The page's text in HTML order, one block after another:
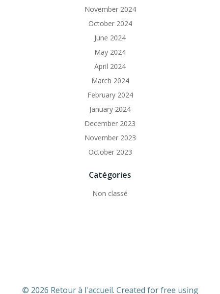
November 2024
October 2024
June 2024
May 2024
April 2024
March 2024
February 2024
January 2024
December 2023
November 2023
October 2023
Catégories
Non classé
© 2026 Retour à l'accueil. Created for free using